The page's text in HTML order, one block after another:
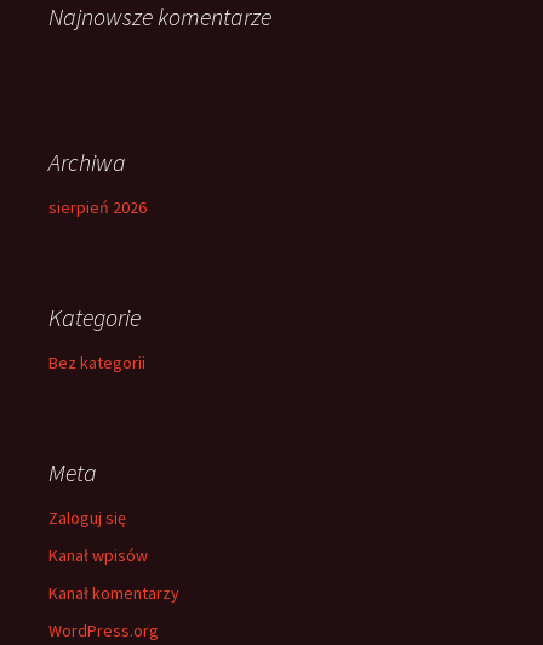
Najnowsze komentarze
Archiwa
sierpień 2026
Kategorie
Bez kategorii
Meta
Zaloguj się
Kanał wpisów
Kanał komentarzy
WordPress.org